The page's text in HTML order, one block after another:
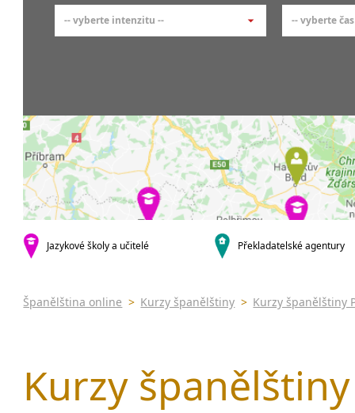
pražské městské části
Praha 10
krajská města
Brno
Plzeň
Liberec
Olomouc
malá města podle abecedy
Most
kurzy s
Online
Letní
-- vyberte intenzitu --
20 a více hodin týdně
-- vyberte
Večerní
Noční
Jazykové školy a učitelé Překladatelské agentury
Španělština online > Kurzy španělštiny > Kurzy španělštiny
Kurzy